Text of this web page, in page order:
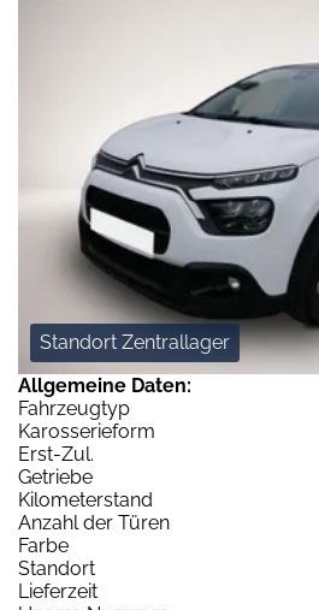
Standort Zentrallager
Allgemeine Daten:
Fahrzeugtyp
Karosserieform
Erst-Zul.
Getriebe
Kilometerstand
Anzahl der Türen
Farbe
Standort
Lieferzeit